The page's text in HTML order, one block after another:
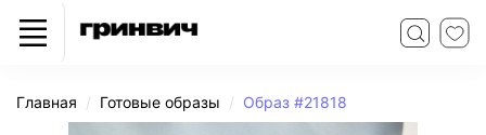
Главная Готовые образы Образ #21818